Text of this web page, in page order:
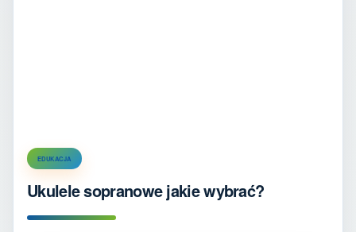
EDUKACJA
Ukulele sopranowe jakie wybrać?